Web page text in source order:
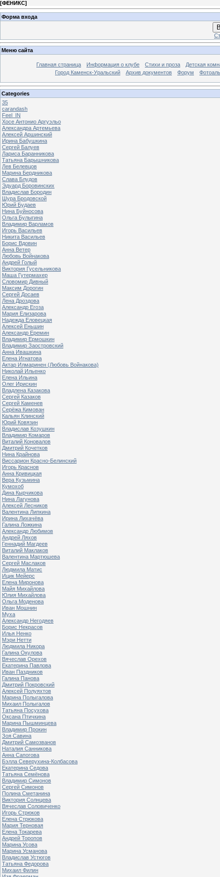
[ФЕНИКС]
Форма входа
Меню сайта
Главная страница Информация о клубе Стихи и проза
Детская
Город Каменск-Уральский
Архив документов Форум
Categories
35
carandash
Feel_IN
Хосе Антонио Аргуэльо
Александра Артемьева
Алексей Аршинский
Ирина Бабушкина
Сергей Балуев
Лариса Баранникова
Татьяна Барышникова
Лев Белевцов
Марина Бердникова
Слава Блудов
Эдуард Боровинских
Владислав Бородин
Шура Бродовской
Юрий Будаев
Нина Буйносова
Ольга Булыгина
Владимир Варламов
Игорь Васильев
Никита Васильев
Борис Вдовин
Анна Ветер
Любовь Войнакова
Андрей Голый
Виктория Гусельникова
Маша Гутермахер
Словомир Дивный
Максим Дорогин
Сергей Досаев
Лена Дроздова
Александр Егоза
Мария Елизарова
Надежда Еловецкая
Алексей Еньшин
Александр Еремин
Владимир Ермошкин
Владимир Заостровский
Анна Ивашкина
Елена Игнатова
Актар Илмаринен (Любовь Войнакова)
Николай Ильенко
Елена Ильина
Олег Ирискин
Владлена Казакова
Сергей Казаков
Сергей Каменев
Серёжа Кимован
Кальян Клинский
Юрий Ковязин
Владислав Козушкин
Владимир Комаров
Виталий Коновалов
Дмитрий Кочетков
Нина Крайнова
Виссарион Красно-Белинский
Игорь Краснов
Анна Кривицкая
Вера Кузьмина
Кумохоб
Дина Кырчикова
Нина Лагунова
Алексей Лесников
Валентина Липкина
Ирина Лихачёва
Галина Ложкина
Александр Любимов
Андрей Ляхов
Геннадий Магдеев
Виталий Маклаков
Валентина Мартюшева
Сергей Маслаков
Людмила Матис
Ицик Мейерс
Елена Миронова
Майя Михайлова
Юлия Михайлова
Ольга Моденова
Иван Мошнин
Муха
Александр Негодяев
Борис Некрасов
Илья Ненко
Мэри Нетти
Людмила Никора
Галина Окулова
Вячеслав Орехов
Екатерина Павлова
Иван Паздников
Галина Панова
Дмитрий Покровский
Алексей Полуяхтов
Марина Полыгалова
Михаил Полыгалов
Татьяна Посухова
Оксана Птичкина
Марина Пышминцева
Владимир Прокин
Зоя Савина
Дмитрий Самозванов
Наталия Санникова
Анна Сапогова
Бэлла Северухина-Колбасова
Екатерина Седова
Татьяна Семёнова
Владимир Симонов
Сергей Симонов
Полина Сметанина
Виктория Солнцева
Вячеслав Соловиченко
Игорь Стрюков
Елена Стрюкова
Мария Терновая
Елена Токарева
Андрей Торопов
Марина Усова
Марина Усманова
Владислав Устюгов
Татьяна Федорова
Михаил Филин